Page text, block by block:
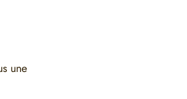
une